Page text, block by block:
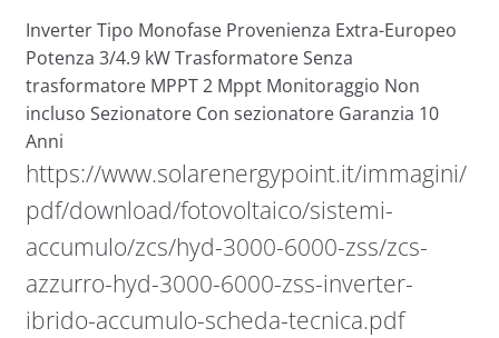
Inverter Tipo Monofase Provenienza Extra-Europeo
Potenza 3/4.9 kW Trasformatore Senza
trasformatore MPPT 2 Mppt Monitoraggio Non
incluso Sezionatore Con sezionatore Garanzia 10
Anni
https://www.solarenergypoint.it/immagini/
pdf/download/fotovoltaico/sistemi-
accumulo/zcs/hyd-3000-6000-zss/zcs-
azzurro-hyd-3000-6000-zss-inverter-
ibrido-accumulo-scheda-tecnica.pdf